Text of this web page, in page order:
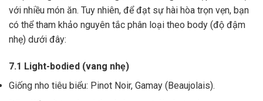
với nhiều món ăn. Tuy nhiên, để đạt sự hài hòa trọn vẹn, bạn
có thể tham khảo nguyên tắc phân loại theo body (độ đậm
nhẹ) dưới đây:
7.1 Light-bodied (vang nhẹ)
Giống nho tiêu biểu: Pinot Noir, Gamay (Beaujolais).